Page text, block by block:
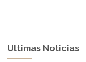
Ultimas Noticias